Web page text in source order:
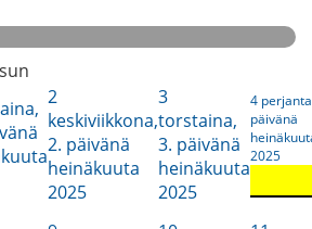
sun
2
keskiviikkona,
2. päivänä
heinäkuuta
2025
3
torstaina,
3. päivänä
heinäkuuta
2025
4
päivänä
2025